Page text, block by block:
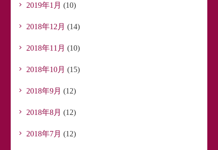
2019年1月 (10)
2018年12月 (14)
2018年11月 (10)
2018年10月 (15)
2018年9月 (12)
2018年8月 (12)
2018年7月 (12)